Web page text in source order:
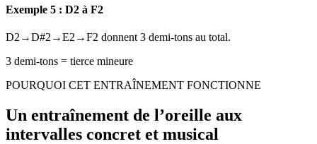
Exemple 5 : D2 à F2
D2→D#2→E2→F2 donnent 3 demi-tons au total.
3 demi-tons = tierce mineure
POURQUOI CET ENTRAÎNEMENT FONCTIONNE
Un entraînement de l’oreille aux
intervalles concret et musical